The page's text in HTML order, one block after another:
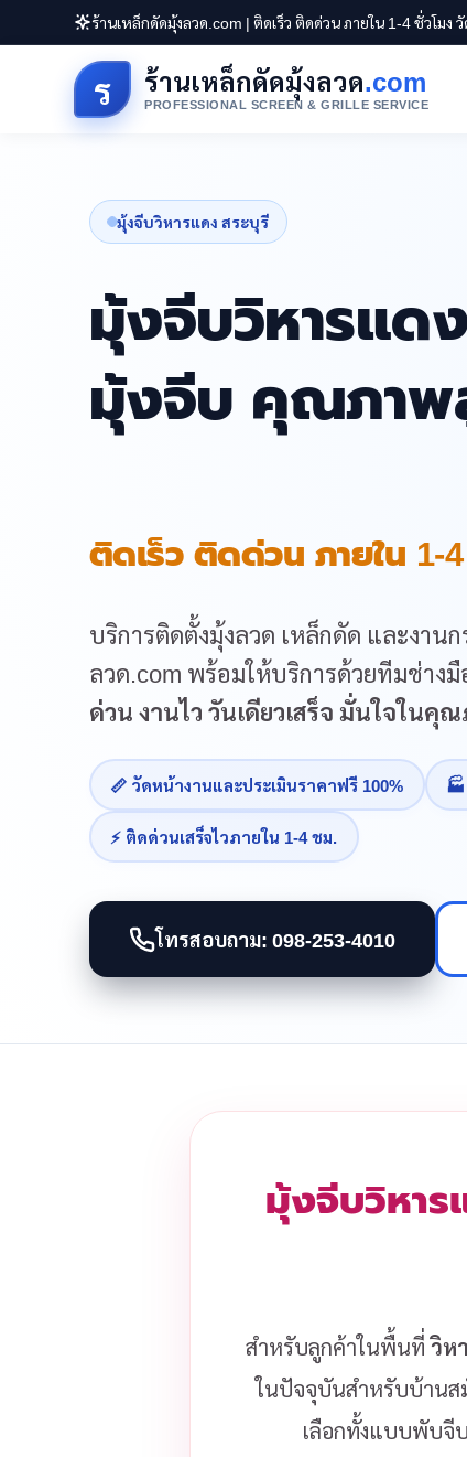
ร้านเหล็กดัดมุ้งลวด.com | ติดเร็ว ติดด่วน ภายใน 1-4 ชั่วโมง
ร ร้านเหล็กดัดมุ้งลวด.com
PROFESSIONAL SCREEN & GRILLE SERVICE
มุ้งจีบวิหารแดง สระบุรี
มุ้งจีบวิหารแด
มุ้งจีบ คุณภาพ
ติดเร็ว ติดด่วน ภายใน 1-
บริการติดตั้งมุ้งลวด เหล็กดัด และงาน
ลวด.com พร้อมให้บริการด้วยทีมช่า
ด่วน งานไว วันเดียวเสร็จ มั่นใจในคุ
📏 วัดหน้างานและประเมินราคาฟรี 100%
⚡ ติดด่วนเสร็จไวภายใน 1-4 ชม.
โทรสอบถาม: 098-253-4010
มุ้งจีบวิหา
สำหรับลูกค้าในพื้นที่วิห
ในปัจจุบันสำหรับบ้านส
เลือกทั้งแบบพับจี